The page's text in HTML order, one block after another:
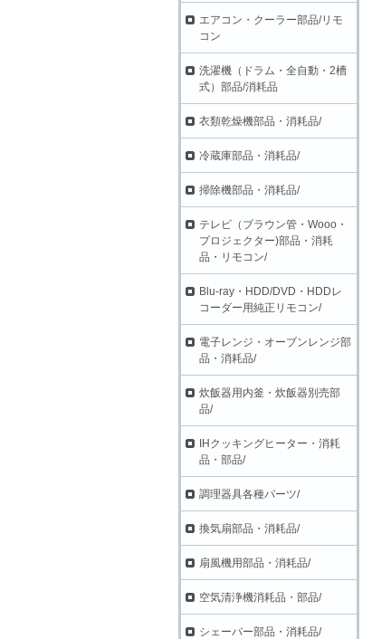
エアコン・クーラー部品/リモ
コン
洗濯機（ドラム・全自動・2槽
式）部品/消耗品
衣類乾燥機部品・消耗品/
冷蔵庫部品・消耗品/
掃除機部品・消耗品/
テレビ（ブラウン管・Wooo・
プロジェクター)部品・消耗
品・リモコン/
Blu-ray・HDD/DVD・HDDレ
コーダー用純正リモコン/
電子レンジ・オーブンレンジ部
品・消耗品/
炊飯器用内釜・炊飯器別売部
品/
IHクッキングヒーター・消耗
品・部品/
調理器具各種パーツ/
換気扇部品・消耗品/
扇風機用部品・消耗品/
空気清浄機消耗品・部品/
シェーバー部品・消耗品/